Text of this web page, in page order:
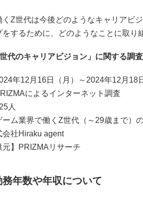
Z世代は今後どのようなキャリアビ
するために、どのようなことに取り
代のキャリアビジョン」に関する調査
年12月16日（月）～2024年12月18
によるインターネット調査
人
ーム業界で働くZ世代（～29歳まで）
会社Hiraku agent
元】PRIZMAリサーチ
年数や年収について